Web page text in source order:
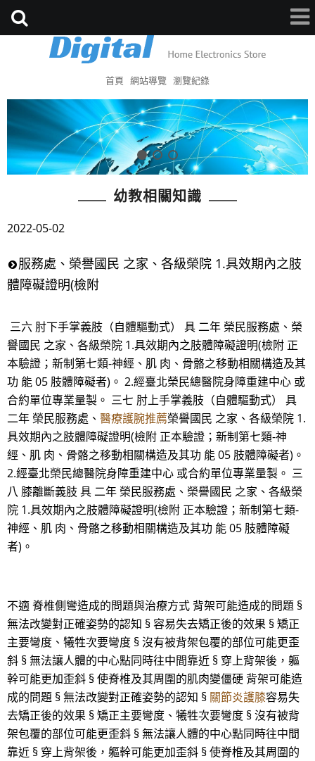
首頁 網站導覽 瀏覽紀錄
幼教相關知識
2022-05-02
服務處、榮譽國民 之家、各級榮院 1.具效期內之肢
體障礙證明(檢附
三六 肘下手掌義肢（自體驅動式） 具 二年 榮民服務處、榮
譽國民 之家、各級榮院 1.具效期內之肢體障礙證明(檢附 正
本驗證；新制第七類-神經、肌 肉、骨骼之移動相關構造及其
功 能 05 肢體障礙者)。 2.經臺北榮民總醫院身障重建中心 或
合約單位專業量製。 三七 肘上手掌義肢（自體驅動式） 具
二年 榮民服務處、 醫療護腕推薦榮譽國民 之家、各級榮院 1.
具效期內之肢體障礙證明(檢附 正本驗證；新制第七類-神
經、肌 肉、骨骼之移動相關構造及其功 能 05 肢體障礙者)。
2.經臺北榮民總醫院身障重建中心 或合約單位專業量製。 三
八 膝離斷義肢 具 二年 榮民服務處、榮譽國民 之家、各級榮
院 1.具效期內之肢體障礙證明(檢附 正本驗證；新制第七類-
神經、肌 肉、骨骼之移動相關構造及其功 能 05 肢體障礙
者)。
不適 脊椎側彎造成的問題與治療方式 背架可能造成的問題 §
無法改變對正確姿勢的認知 § 容易失去矯正後的效果 § 矯正
主要彎度、犧牲次要彎度 § 沒有被背架包覆的部位可能更歪
斜 § 無法讓人體的中心點同時往中間靠近 § 穿上背架後，軀
幹可能更加歪斜 § 使脊椎及其周圍的肌肉變僵硬 背架可能造
成的問題 § 無法改變對正確姿勢的認知 § 關節炎護膝容易失
去矯正後的效果 § 矯正主要彎度、犧牲次要彎度 § 沒有被背
架包覆的部位可能更歪斜 § 無法讓人體的中心點同時往中間
靠近 § 穿上背架後，軀幹可能更加歪斜 § 使脊椎及其周圍的